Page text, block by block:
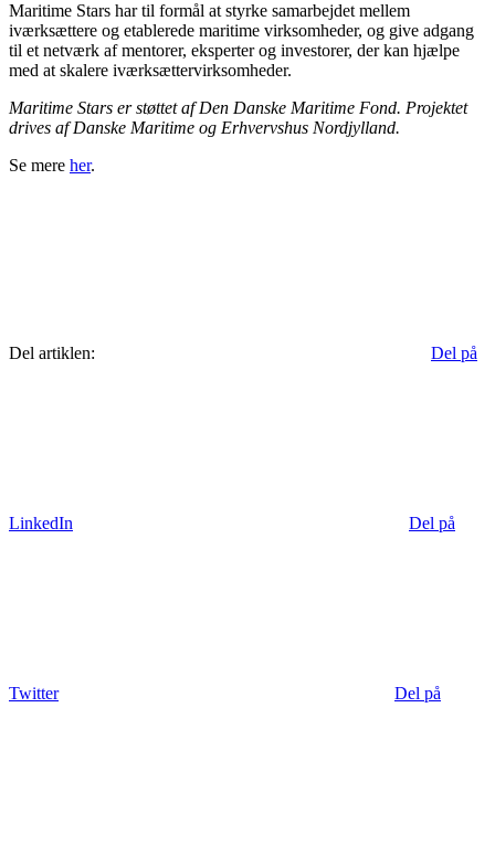
Maritime Stars har til formål at styrke samarbejdet mellem
iværksættere og etablerede maritime virksomheder, og give adgang
til et netværk af mentorer, eksperter og investorer, der kan hjælpe
med at skalere iværksættervirksomheder.
Maritime Stars er støttet af Den Danske Maritime Fond. Projektet
drives af Danske Maritime og Erhvervshus Nordjylland.
Se mere her.
Del artiklen: Del på
LinkedIn Del på
Twitter Del på